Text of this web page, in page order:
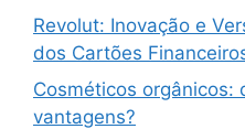
Revolut: Inovação e
dos Cartões
Cosméticos orgânicos:
vantagens?